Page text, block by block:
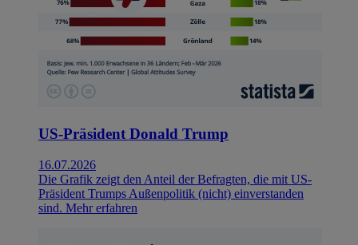
US-Präsident Donald Trump
16.07.2026
Die Grafik zeigt den Anteil der Befragten, die mit US-
Präsident Trumps Außenpolitik (nicht) einverstanden
sind. Mehr erfahren